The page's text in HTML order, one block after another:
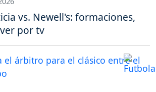
vs. Newell's: formaciones,
por tv